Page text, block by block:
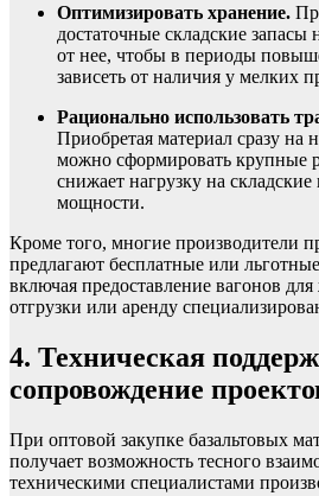
Оптимизировать хранение.
достаточные складские
от нее, чтобы в периоды
зависеть от наличия у мелких
Рационально использовать
Приобретая материал сразу на
можно сформировать крупные
снижает нагрузку на
мощности.
Кроме того, многие производители
предлагают бесплатные или
включая предоставление вагонов
отгрузки или аренду
4. Техническая
сопровождение
При оптовой закупке базальтовых
получает возможность тесного
техническими специалистами